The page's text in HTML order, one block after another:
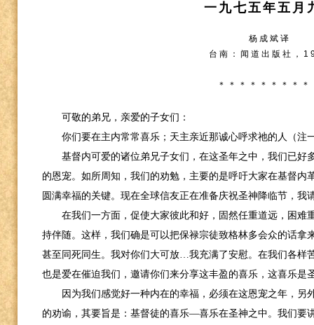
一九七五年五月
杨成斌译
台南：闻道出版社，
＊＊＊＊＊＊＊＊＊
可敬的弟兄，亲爱的子女们：
你们要在主内常常喜乐；天主亲近那诚心呼求祂的人（注
基督内可爱的诸位弟兄子女们，在这圣年之中，我们已好
的恩宠。如所周知，我们的劝勉，主要的是呼吁大家在基督内
圆满幸福的关键。现在全球信友正在准备庆祝圣神降临节，我
在我们一方面，促使大家彼此和好，固然任重道远，困难
持伴随。这样，我们确是可以把保禄宗徒致格林多会众的话
甚至同死同生。我对你们大可放…我充满了安慰。在我们各样
也是爱在催迫我们，邀请你们来分享这丰盈的喜乐，这喜乐是
因为我们感觉好一种内在的幸福，必须在这恩宠之年，另
的劝谕，其要旨是：基督徒的喜乐—喜乐在圣神之中。我们要